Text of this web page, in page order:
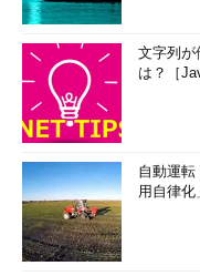
文字列が
は？［
自動運転
用自律化